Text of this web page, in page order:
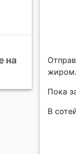
жиром.
Пока
В
на